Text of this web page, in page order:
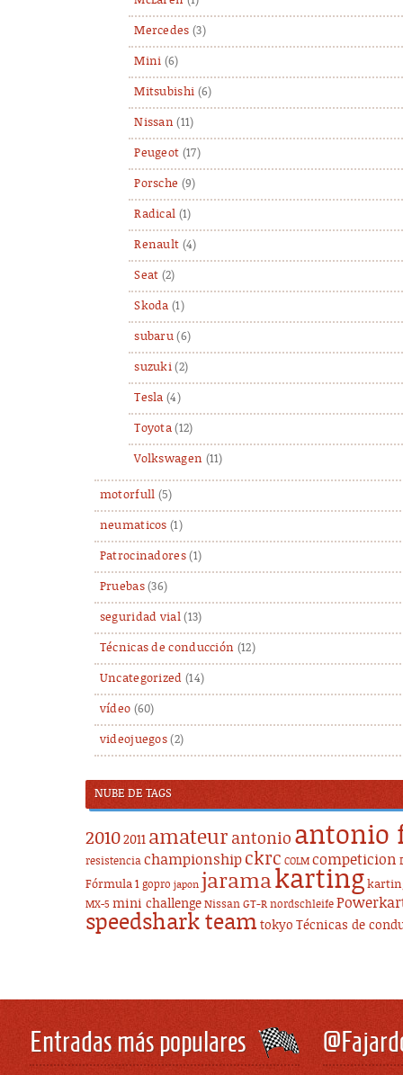
Mercedes (3)
Mini (6)
Mitsubishi (6)
Nissan (11)
Peugeot (17)
Porsche (9)
Radical (1)
Renault (4)
Seat (2)
Skoda (1)
subaru (6)
suzuki (2)
Tesla (4)
Toyota (12)
Volkswagen (11)
motorfull (5)
neumaticos (1)
Patrocinadores(1)
Pruebas(36)
seguridad vial(13)
Técnicas de conducción (12)
Uncategorized (14)
vídeo (60)
videojuegos (2)
NUBE DE TAGS
20102011 amateur antonio antonio
resistencia championship ckrc COLM competicion
Fórmula 1 gopro japon jaramakarting
MX-5 mini challenge Nissan GT-R nordschleife
speedshark team tokyo Técnicas de
Entradas más populares